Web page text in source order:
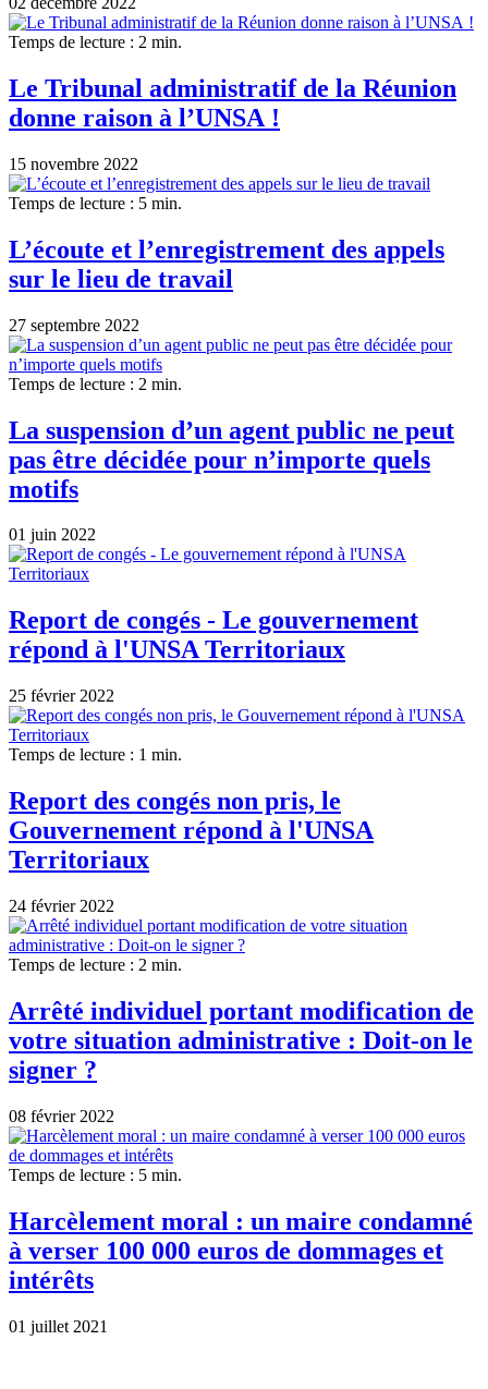
Temps de lecture : 2 min.
Le Tribunal administratif de la Réunion
donne raison à l’UNSA !
15 novembre 2022
Temps de lecture : 5 min.
L’écoute et l’enregistrement des appels
sur le lieu de travail
27 septembre 2022
Temps de lecture : 2 min.
La suspension d’un agent public ne peut
pas être décidée pour n’importe quels
motifs
01 juin 2022
Report de congés - Le gouvernement
répond à l'UNSA Territoriaux
25 février 2022
Temps de lecture : 1 min.
Report des congés non pris, le
Gouvernement répond à l'UNSA
Territoriaux
24 février 2022
Temps de lecture : 2 min.
Arrêté individuel portant modification de
votre situation administrative : Doit-on le
signer ?
08 février 2022
Temps de lecture : 5 min.
Harcèlement moral : un maire condamné
à verser 100 000 euros de dommages et
intérêts
01 juillet 2021